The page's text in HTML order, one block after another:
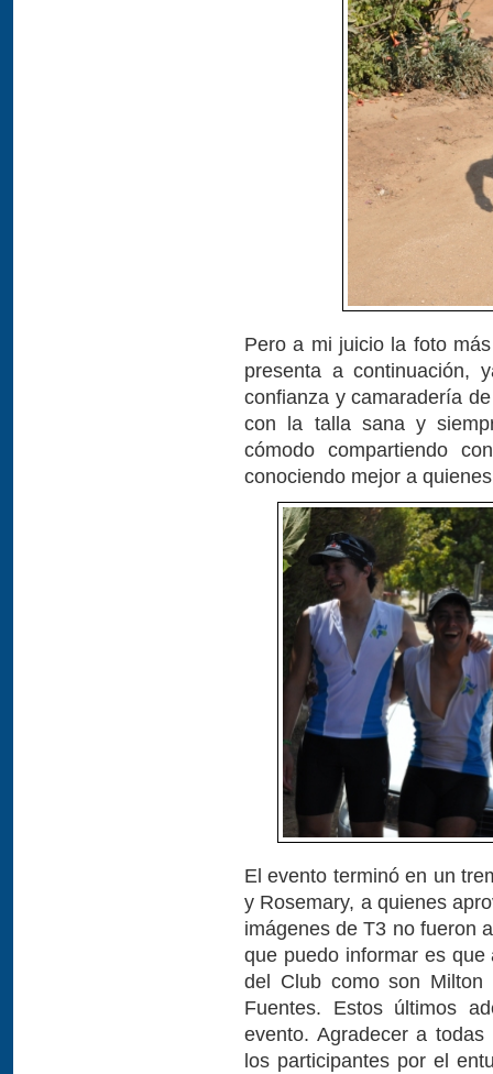
Pero a mi juicio la foto
presenta a continuación,
confianza y camaradería
con la talla sana y
cómodo compartiendo
conociendo mejor a
El evento terminó en un
y Rosemary, a quienes
imágenes de T3 no fueron
que puedo informar es
del Club como son Milton
Fuentes. Estos últimos
evento. Agradecer a
los participantes por el